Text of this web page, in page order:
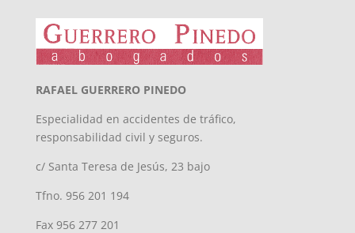
RAFAEL GUERRERO PINEDO
Especialidad en accidentes de tráfico,
responsabilidad civil y seguros.
c/ Santa Teresa de Jesús, 23 bajo
Tfno. 956 201 194
Fax 956 277 201